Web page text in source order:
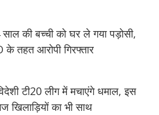
की बच्ची को घर ले गया पड़ोसी,
के तहत आरोपी गिरफ्तार
टी20 लीग में मचाएंगे धमाल, इस
खिलाड़ियों का भी साथ